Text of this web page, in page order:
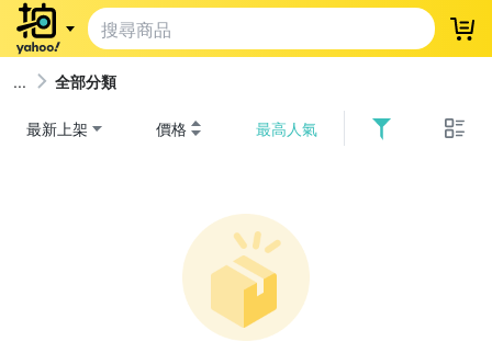
登
全部分類
最新上架 價格 最高人氣